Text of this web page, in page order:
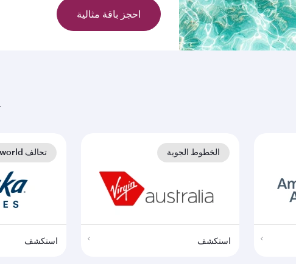
احجز باقة مثالية
استكشف
الخطوط الجوية
استكشف
تحالف oneworld